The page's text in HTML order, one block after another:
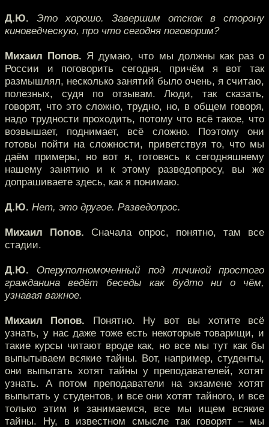
Д.Ю. Это хорошо. Завершим отскок в сторону
киноведческую, про что сегодня поговорим?
Михаил Попов. Я думаю, что мы должны как раз о
России и поговорить сегодня, причём я вот так
размышлял, несколько занятий было очень, я считаю,
полезных, судя по отзывам. Люди, так сказать,
говорят, что это сложно, трудно, но, в общем говоря,
надо трудности проходить, потому что всё такое, что
возвышает, поднимает, всё сложно. Поэтому они
готовы пойти на сложности, приветствуя то, что мы
даём примеры, но вот я, готовясь к сегодняшнему
нашему занятию и к этому разведопросу, вы же
допрашиваете здесь, как я понимаю.
Д.Ю. Нет, это другое. Разведопрос.
Михаил Попов. Сначала опрос, понятно, там все
стадии.
Д.Ю. Оперуполномоченный под личиной простого
гражданина ведёт беседы как будто ни о чём,
узнавая важное.
Михаил Попов. Понятно. Ну вот вы хотите всё
узнать, у нас даже тоже есть некоторые товарищи, и
такие курсы читают вроде как, но все мы тут как бы
выпытываем всякие тайны. Вот, например, студенты,
они выпытать хотят тайны у преподавателей, хотят
узнать. А потом преподаватели на экзамене хотят
выпытать у студентов, и все они хотят тайного, и все
только этим и занимаемся, все мы ищем всякие
тайны. Ну, в известном смысле так говорят – мы